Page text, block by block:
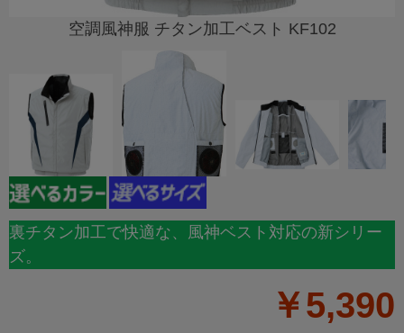
空調風神服 チタン加工ベスト KF102
空調風神服 チタン加工ベスト KF102
裏チタン加工で快適な、風神ベスト対応の新シリー
ズ。
￥5,390